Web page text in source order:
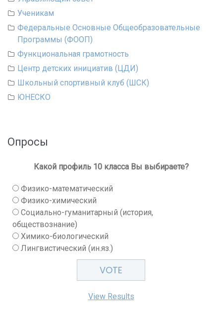
Ученикам
Федеральные Основные Общеобразовательные
Программы (ФООП)
Функциональная грамотность
Центр детских инициатив (ЦДИ)
Школьный спортивный клуб (ШСК)
ЮНЕСКО
Опросы
Какой профиль 10 класса Вы выбираете?
Физико-математический
Физико-химический
Социально-гуманитарный (история,
обществознание)
Химико-биологический
Лингвистический (ин.яз.)
View Results